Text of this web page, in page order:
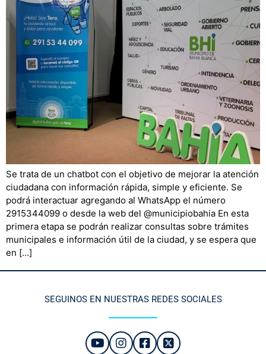
Se trata de un chatbot con el objetivo de mejorar la atención
ciudadana con información rápida, simple y eficiente. Se
podrá interactuar agregando al WhatsApp el número
2915344099 o desde la web del @municipiobahia En esta
primera etapa se podrán realizar consultas sobre trámites
municipales e información útil de la ciudad, y se espera que
en […]
SEGUINOS EN NUESTRAS REDES SOCIALES